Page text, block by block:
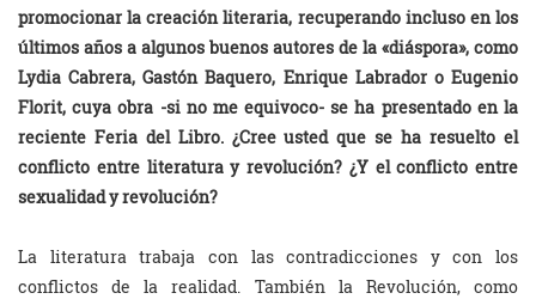
promocionar la creación literaria, recuperando incluso en los
últimos años a algunos buenos autores de la «diáspora», como
Lydia Cabrera, Gastón Baquero, Enrique Labrador o Eugenio
Florit, cuya obra -si no me equivoco- se ha presentado en la
reciente Feria del Libro. ¿Cree usted que se ha resuelto el
conflicto entre literatura y revolución? ¿Y el conflicto entre
sexualidad y revolución?
La literatura trabaja con las contradicciones y con los
conflictos de la realidad. También la Revolución, como